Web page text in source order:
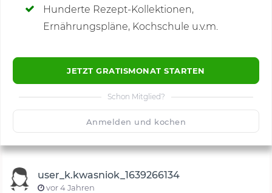
Hunderte Rezept-Kollektionen,
Ernährungspläne, Kochschule u.v.m.
JETZT GRATISMONAT STARTEN
Schon Mitglied?
Anmelden und kochen
Kommentare(5)
🙂 Speichern
user_k.kwasniok_1639266134
vor 4 Jahren